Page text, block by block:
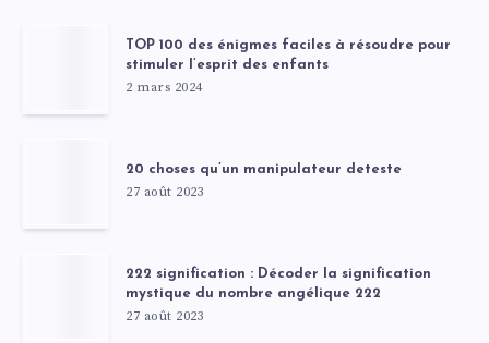
TOP 100 des énigmes faciles à résoudre pour
stimuler l’esprit des enfants
2 mars 2024
20 choses qu’un manipulateur deteste
27 août 2023
222 signification : Décoder la signification
mystique du nombre angélique 222
27 août 2023